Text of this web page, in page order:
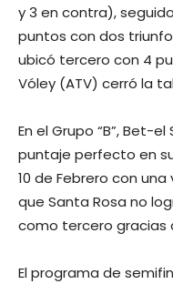
y 3 en contra),
puntos con dos
ubicó tercero con 4
Vóley (ATV) cerró la
En el Grupo “B”, Bet-
puntaje perfecto en
10 de Febrero con
que Santa Rosa no
como tercero gracias
El programa de